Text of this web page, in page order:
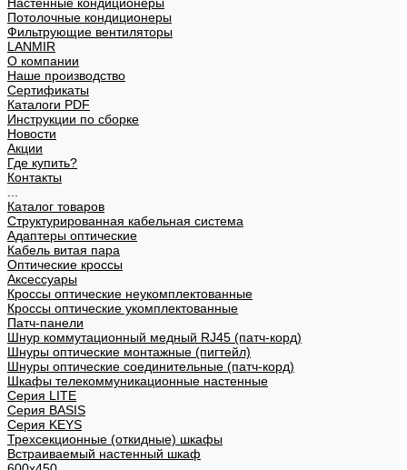
Потолочные кондиционеры
Фильтрующие вентиляторы
LANMIR
О компании
Наше производство
Сертификаты
Каталоги PDF
Инструкции по сборке
Новости
Акции
Где купить?
Контакты
Каталог товаров
Структурированная кабельная система
Адаптеры оптические
Кабель витая пара
Оптические кроссы
Аксессуары
Кроссы оптические неукомплектованные
Кроссы оптические укомплектованные
Патч-панели
Шнур коммутационный медный RJ45 (патч-корд)
Шнуры оптические монтажные (пигтейл)
Шнуры оптические соединительные (патч-корд)
Шкафы телекоммуникационные настенные
Cерия LITE
Cерия BASIS
Cерия KEYS
Трехсекционные (откидные) шкафы
Встраиваемый настенный шкаф